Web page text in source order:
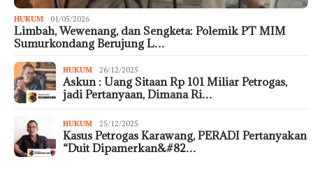
HUKUM 01/05/2026
Limbah, Wewenang, dan Sengketa: Polemik PT MIM
Sumurkondang Berujung L…
HUKUM 26/12/2025
Askun : Uang Sitaan Rp 101 Miliar Petrogas,
jadi Pertanyaan, Dimana Ri…
HUKUM 25/12/2025
Kasus Petrogas Karawang, PERADI Pertanyakan
“Duit Dipamerkan&#82…